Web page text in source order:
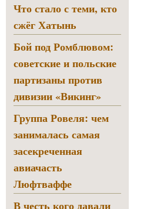
Что стало с теми, кто
сжёг Хатынь
Бой под Ромблювом:
советские и польские
партизаны против
дивизии «Викинг»
Группа Ровеля: чем
занималась самая
засекреченная
авиачасть
Люфтваффе
В честь кого давали